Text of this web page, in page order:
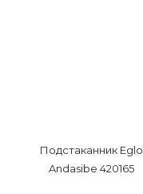
Подстаканник Eglo
Andasibe 420165